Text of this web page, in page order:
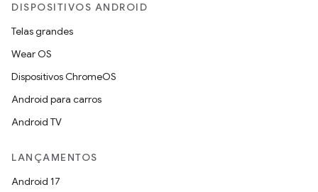
DISPOSITIVOS ANDROID
Telas grandes
Wear OS
Dispositivos ChromeOS
Android para carros
Android TV
LANÇAMENTOS
Android 17